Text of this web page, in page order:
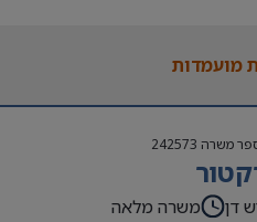
ניהול מספר משימות במקביל
מועמדות
משרה 242573
דן
משרה מלאה